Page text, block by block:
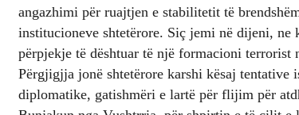
angazhimi për ruajtjen e stabilitetit të
institucioneve shtetërore. Siç jemi në dijeni,
përpjekje të dështuar të një formacioni
Përgjigjja jonë shtetërore karshi kësaj
diplomatike, gatishmëri e lartë për flijim për